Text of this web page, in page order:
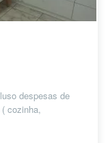
despesas de
cozinha,